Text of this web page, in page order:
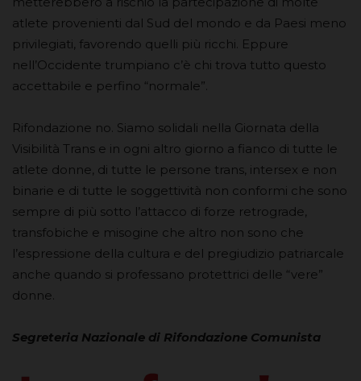
atlete provenienti dal Sud del mondo e da Paesi meno
privilegiati, favorendo quelli più ricchi. Eppure
nell’Occidente trumpiano c’è chi trova tutto questo
accettabile e perfino “normale”.
Rifondazione no. Siamo solidali nella Giornata della
Visibilità Trans e in ogni altro giorno a fianco di tutte le
atlete donne, di tutte le persone trans, intersex e non
binarie e di tutte le soggettività non conformi che sono
sempre di più sotto l’attacco di forze retrograde,
transfobiche e misogine che altro non sono che
l’espressione della cultura e del pregiudizio patriarcale
anche quando si professano protettrici delle “vere”
donne.
Segreteria Nazionale di Rifondazione Comunista